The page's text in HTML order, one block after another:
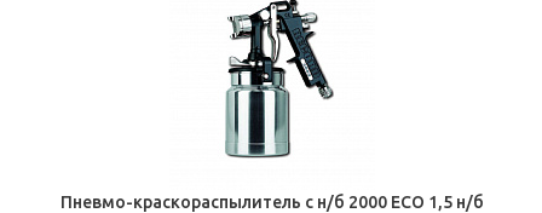
Пневмо-краскораспылитель с н/б 2000 ECO 1,5 н/б